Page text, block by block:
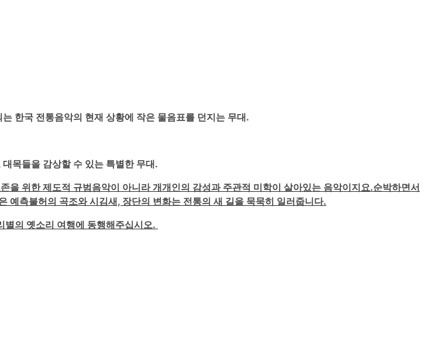
한국 전통음악의 현재 상황에 작은 물음표를 던지는 무대.
목들을 감상할 수 있는 특별한 무대.
을 위한 제도적 규범음악이 아니라 개개인의 감성과 주관적 미학이 살아있는 음악이지요.순박하면서
예측불허의 곡조와 시김새, 장단의 변화는 전통의 새 길을 묵묵히 일러줍니다.
의 옛소리 여행에 동행해주십시오.